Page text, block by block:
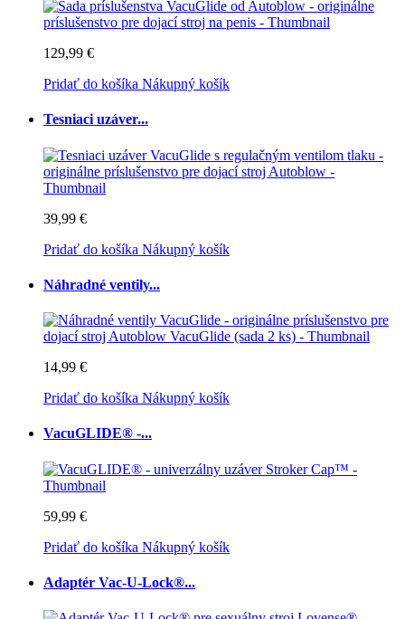
129,99 €
Pridať do košíka Nákupný košík
Tesniaci uzáver...
39,99 €
Pridať do košíka Nákupný košík
Náhradné ventily...
14,99 €
Pridať do košíka Nákupný košík
VacuGLIDE® -...
59,99 €
Pridať do košíka Nákupný košík
Adaptér Vac-U-Lock®...